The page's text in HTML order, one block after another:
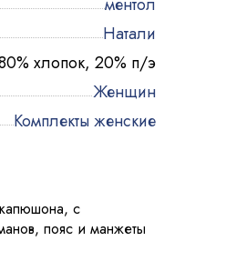
Натали
хлопок, 20% п/э
Женщин
Комплекты женские
с
пояс и манжеты